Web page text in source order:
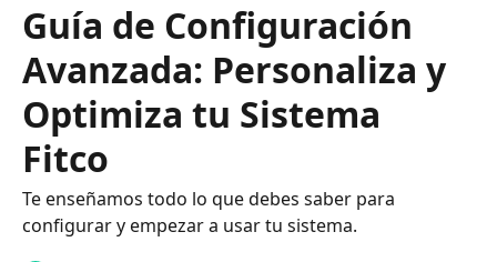
Guía de Configuración
Avanzada: Personaliza y
Optimiza tu Sistema
Fitco
Te enseñamos todo lo que debes saber para
configurar y empezar a usar tu sistema.